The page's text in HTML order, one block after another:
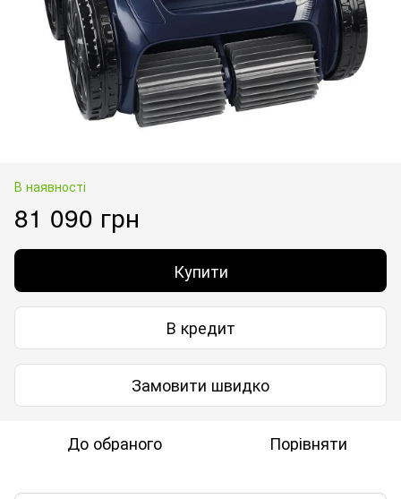
В наявності
81 090 грн
Купити
В кредит
Замовити швидко
До обраного Порівняти